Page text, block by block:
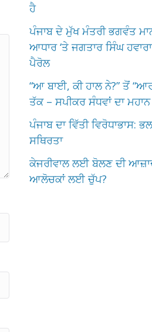
ਹੈ
ਪੰਜਾਬ ਦੇ ਮੁੱਖ ਮੰਤਰੀ ਭਗਵੰਤ
ਆਧਾਰ ‘ਤੇ ਜਗਤਾਰ ਸਿੰਘ
ਪੈਰੋਲ
“ਆ ਬਾਈ, ਕੀ ਹਾਲ ਨੇ?” ਤੋਂ
ਤੱਕ – ਸਪੀਕਰ ਸੰਧਵਾਂ ਦਾ
ਪੰਜਾਬ ਦਾ ਵਿੱਤੀ ਵਿਰੋਧਾਭਾਸ:
ਸਥਿਰਤਾ
ਕੇਜਰੀਵਾਲ ਲਈ ਬੋਲਣ ਦੀ
ਆਲੋਚਕਾਂ ਲਈ ਚੁੱਪ?